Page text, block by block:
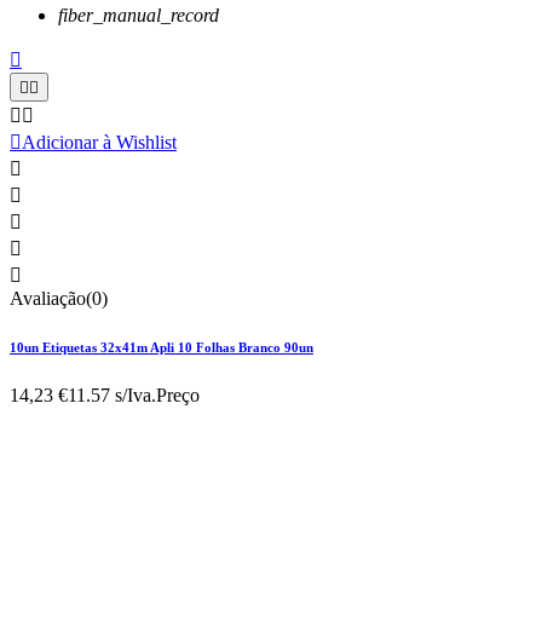
fiber_manual_record

 
 
Adicionar à Wishlist





Avaliação(0)
10un Etiquetas 32x41m Apli 10 Folhas Branco 90un
14,23 €11.57 s/Iva.Preço